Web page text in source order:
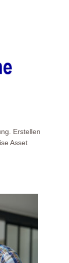
Erstellen
Asset